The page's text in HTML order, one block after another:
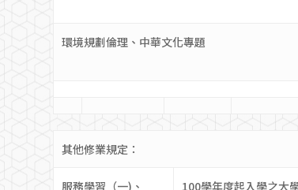
環境規劃倫理、中華文化專題
其他修業規定：
服務學習（一)、 100學年度起入學之大